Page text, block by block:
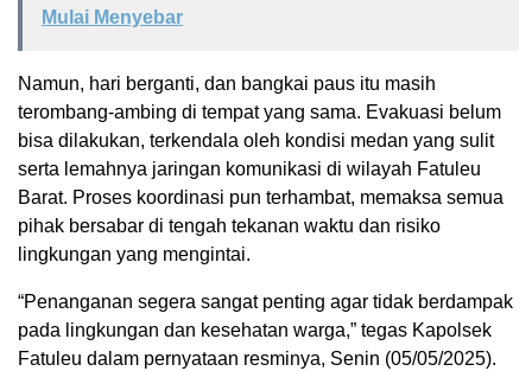
Mulai Menyebar
Namun, hari berganti, dan bangkai paus itu masih
terombang-ambing di tempat yang sama. Evakuasi belum
bisa dilakukan, terkendala oleh kondisi medan yang sulit
serta lemahnya jaringan komunikasi di wilayah Fatuleu
Barat. Proses koordinasi pun terhambat, memaksa semua
pihak bersabar di tengah tekanan waktu dan risiko
lingkungan yang mengintai.
“Penanganan segera sangat penting agar tidak berdampak
pada lingkungan dan kesehatan warga,” tegas Kapolsek
Fatuleu dalam pernyataan resminya, Senin (05/05/2025).